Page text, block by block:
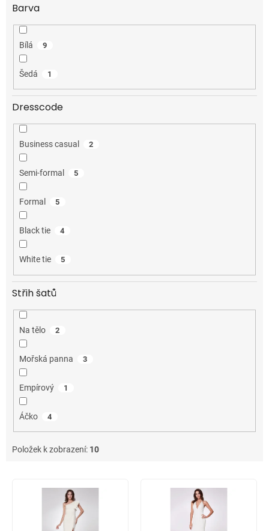
Barva
Bílá 9
Šedá 1
Dresscode
Business casual 2
Semi-formal 5
Formal 5
Black tie 4
White tie 5
Střih šatů
Na tělo 2
Mořská panna 3
Empírový 1
Áčko 4
Položek k zobrazení: 10